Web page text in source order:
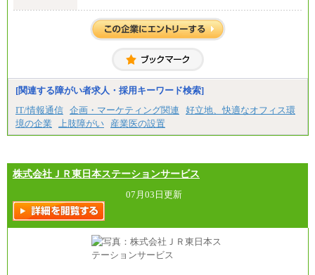
②月給：18万6,140円以上（諸手当含まず）
※試用期間中も給与に変更はございません
[関連する障がい者求人・採用キーワード検索]
IT/情報通信 企画・マーケティング関連
好立地、快適なオフィス環
境の企業
上肢障がい 産業医の設置
株式会社ＪＲ東日本ステーションサービス
07月03日更新